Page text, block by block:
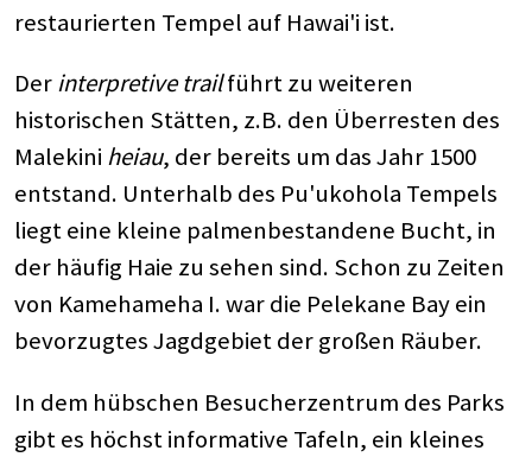
restaurierten Tempel auf Hawai'i ist.
Derinterpretive trailführt zu weiteren
historischen Stätten, z.B. den Überresten des
Malekini heiau, der bereits um das Jahr 1500
entstand. Unterhalb des Pu'ukohola Tempels
liegt eine kleine palmenbestandene Bucht, in
der häufig Haie zu sehen sind. Schon zu Zeiten
von Kamehameha I. war die Pelekane Bay ein
bevorzugtes Jagdgebiet der großen Räuber.
In dem hübschen Besucherzentrum des Parks
gibt es höchst informative Tafeln, ein kleines